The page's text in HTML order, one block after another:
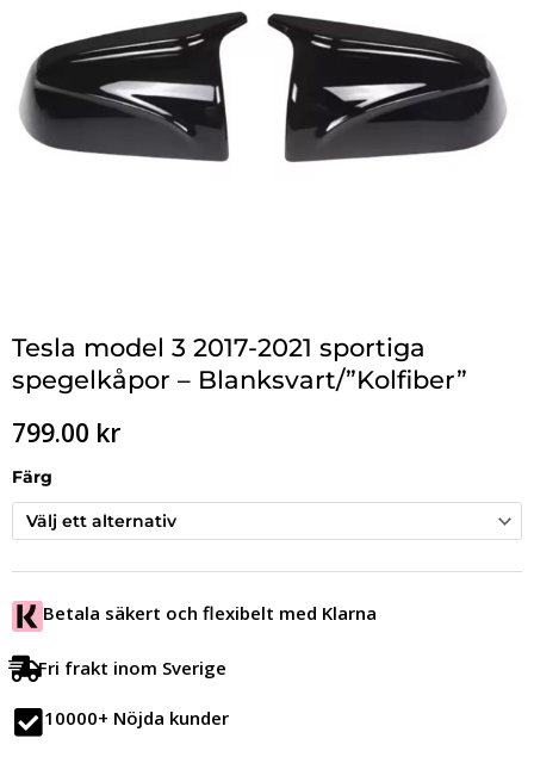
Tesla model 3 2017-2021 sportiga
spegelkåpor – Blanksvart/”Kolfiber”
799.00 kr
Färg
Betala säkert och flexibelt med Klarna
Fri frakt inom Sverige
10000+ Nöjda kunder